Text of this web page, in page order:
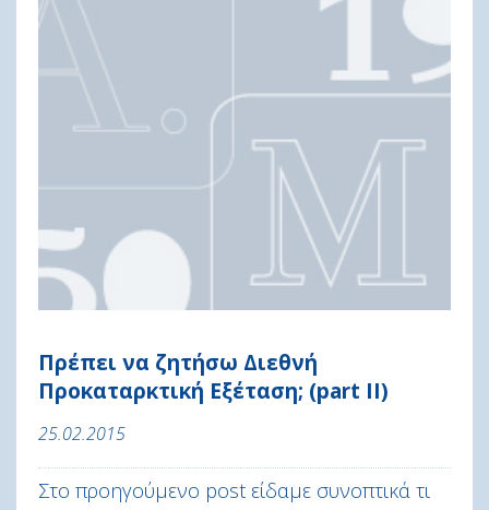
Πρέπει να ζητήσω Διεθνή
Προκαταρκτική Εξέταση; (part II)
25.02.2015
Στο προηγούμενο post είδαμε συνοπτικά τι